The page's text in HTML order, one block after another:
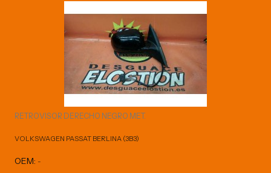
RETROVISOR DERECHO NEGRO MET.
VOLKSWAGEN PASSAT BERLINA (3B3)
OEM: -